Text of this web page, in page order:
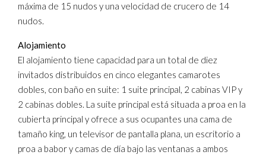
máxima de 15 nudos y una velocidad de crucero de 14
nudos.
Alojamiento
El alojamiento tiene capacidad para un total de diez
invitados distribuidos en cinco elegantes camarotes
dobles, con baño en suite: 1 suite principal, 2 cabinas VIP y
2 cabinas dobles. La suite principal está situada a proa en la
cubierta principal y ofrece a sus ocupantes una cama de
tamaño king, un televisor de pantalla plana, un escritorio a
proa a babor y camas de día bajo las ventanas a ambos